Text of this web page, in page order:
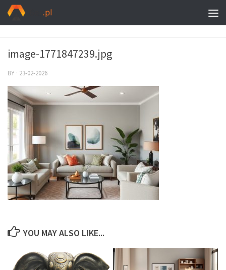
image-1771847239.jpg
BY · 23-02-2026
YOU MAY ALSO LIKE...